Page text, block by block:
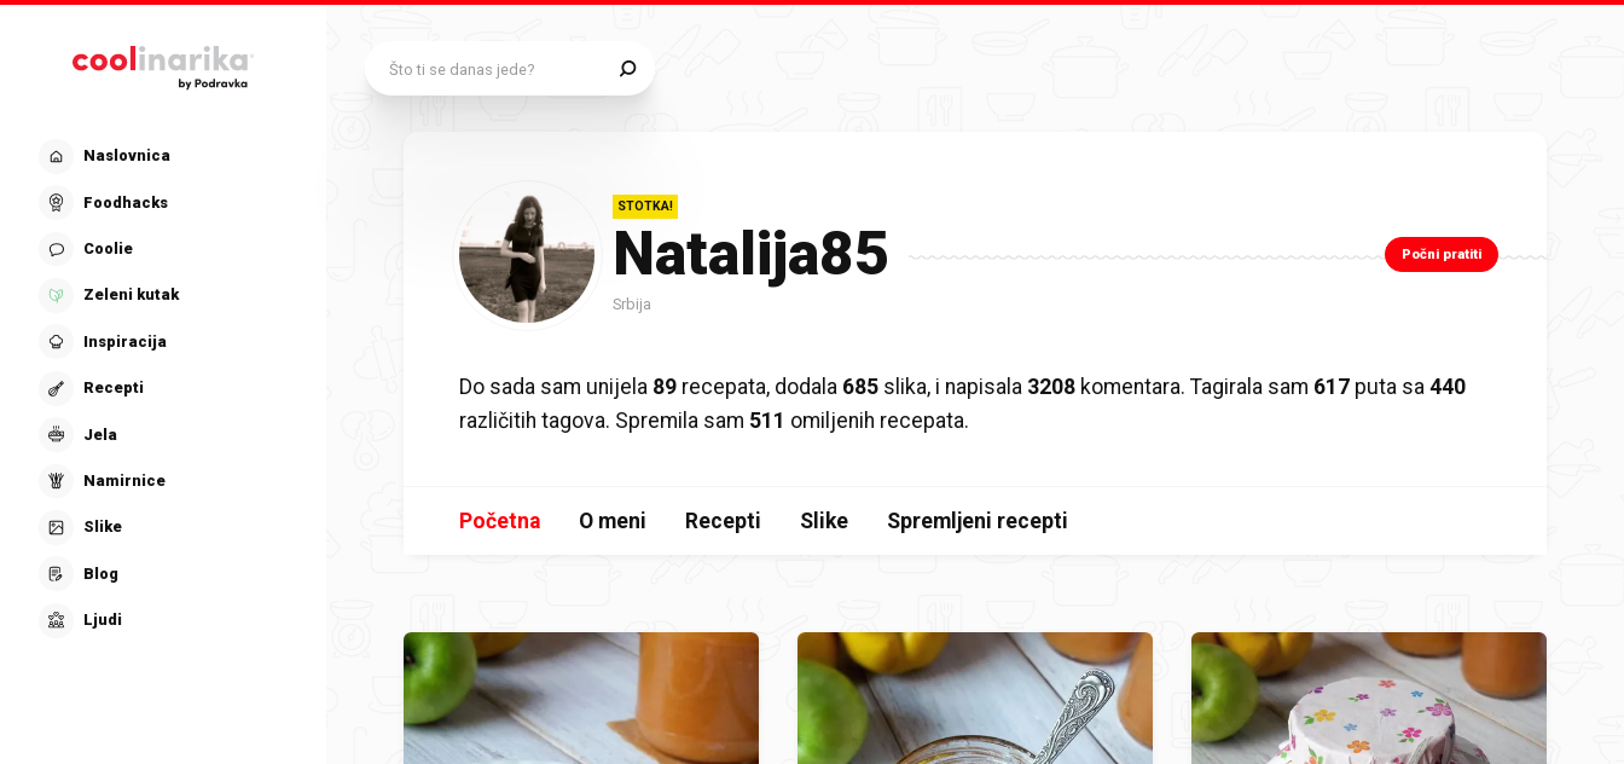
Naslovnica
Foodhacks
Coolie
Zeleni kutak
Inspiracija
Recepti
Jela
Namirnice
Slike
Blog
Ljudi
STOTKA!
Natalija85
Srbija
Počni pratiti
Do sada sam unijela 89 recepata, dodala 685 slika, i napisala 3208 komentara. Tagirala sam 617 puta sa440
različitih tagova. Spremila sam 511 omiljenih recepata.
Početna O meni Recepti Slike Spremljeni recepti
Što ti se danas jede?